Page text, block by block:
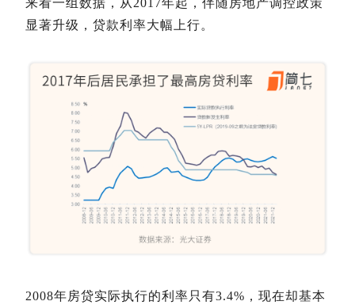
显著升级，贷款利率大幅上行。
2008年房贷实际执行的利率只有3.4%，现在却基本